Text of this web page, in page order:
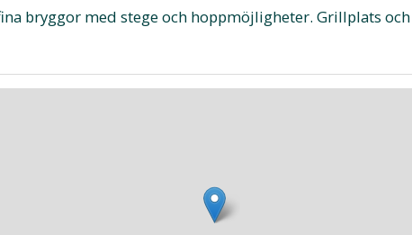
bryggor med stege och hoppmöjligheter. Grillplats